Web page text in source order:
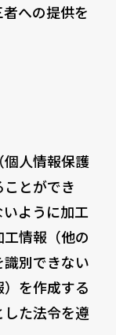
への提供を
人情報保護
とができ
ように加工
情報（他の
別できない
を作成する
た法令を遵